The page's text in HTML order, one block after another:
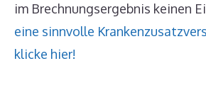
im Brechnungsergebnis keinen
eine sinnvolle
klicke hier!